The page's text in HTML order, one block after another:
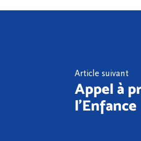
Article suivant
Appel à
l'Enfance